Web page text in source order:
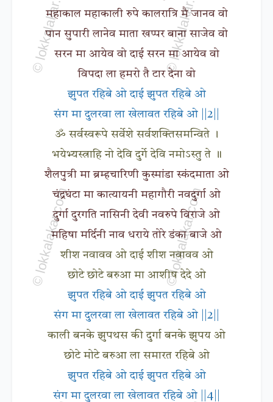
महाकाल महाकाली रुपे कालरात्रि मै जानव वो
पान सुपारी लानेव माता खप्पर बाना साजेव वो
सरन मा आयेव वो दाई सरन मा आयेव वो
विपदा ला हमरो तै टार देना वो
झुपत रहिबे ओ दाई झुपत रहिबे ओ
संग मा दुलरवा ला खेलावत रहिबे ओ ||2||
ॐ सर्वस्वरूपे सर्वेशे सर्वशक्तिसमन्विते ।
भयेभ्यस्त्राहि नो देवि दुर्गे देवि नमोऽस्तु ते ॥
शैलपुत्री मा ब्रम्हचारिणी कुस्मांडा स्कंदमाता ओ
चंद्रघंटा मा कात्यायनी महागौरी नवदुर्गा ओ
दुर्गा दुरगति नासिनी देवी नवरुपे विराजे ओ
महिषा मर्दिनी नाव धराये तोरे डंका बाजे ओ
शीश नवावव ओ दाई शीश नवावव ओ
छोटे छोटे बरुआ मा आशीष देदे ओ
झुपत रहिबे ओ दाई झुपत रहिबे ओ
संग मा दुलरवा ला खेलावत रहिबे ओ ||2||
काली बनके झुपथस की दुर्गा बनके झुपय ओ
छोटे मोटे बरुआ ला समारत रहिबे ओ
झुपत रहिबे ओ दाई झुपत रहिबे ओ
संग मा दुलरवा ला खेलावत रहिबे ओ ||4||